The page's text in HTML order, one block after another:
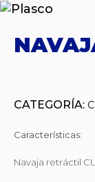
CATEGORÍA:
Características:
Navaja retráctil